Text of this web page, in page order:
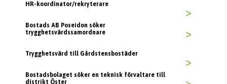
HR-koordinator/rekryterare
>
Bostads AB Poseidon söker
trygghetsvärdssamordnare
>
Trygghetsvärd till Gårdstensbostäder
>
Bostadsbolaget söker en teknisk förvaltare till
distrikt Öster